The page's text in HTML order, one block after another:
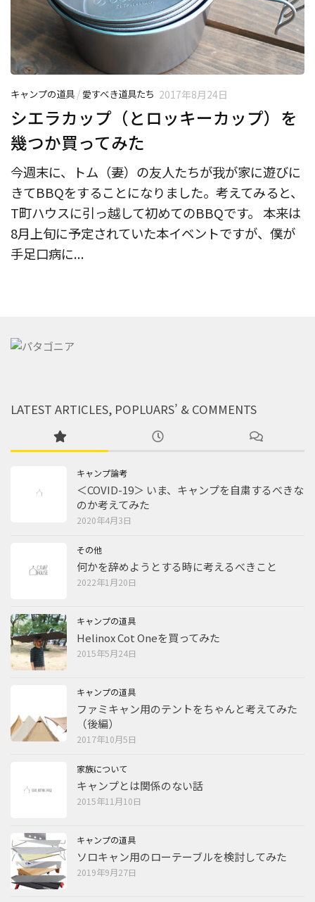
キャンプの道具 / 愛すべき道具たち 2017年8月24日
シエラカップ（とロッキーカップ）を
幾つか買ってみた
今週末に、トム（妻）の友人たちが我が家に遊びに
きてBBQをすることになりました。考えてみると、
T町ハウスに引っ越して初めてのBBQです。 本来は
8月上旬に予定されていた本イベントですが、僕が
手足口病に...
LATEST ARTICLES, POPLUARS’ & COMMENTS
キャンプ論考
＜COVID-19＞ いま、キャンプを自粛するべきな
のか考えてみた
2020年4月3日
その他
何かを辞めようとする時に考えるべきこと
2022年1月20日
キャンプの道具
Helinox Cot Oneを買ってみた
2015年5月24日
キャンプの道具
ファミキャン用のテントをちゃんと考えてみた
（後編）
2017年10月5日
家族について
キャンプとは関係のない話
2015年11月10日
キャンプの道具
ソロキャン用のローテーブルを検討してみた
2019年9月27日